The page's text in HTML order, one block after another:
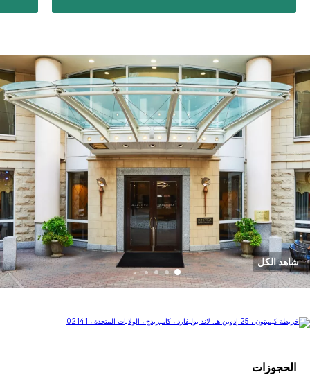
شاهد الكل
الحجوزات